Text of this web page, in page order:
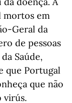
mortos em
Geral da
de pessoas
Saúde,
que Portugal
que não
virús.